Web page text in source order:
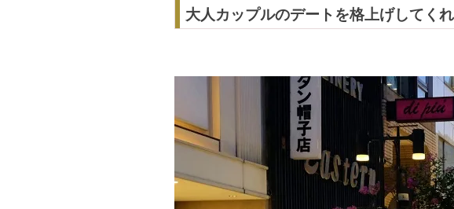
大人カップルのデートを格上げしてく